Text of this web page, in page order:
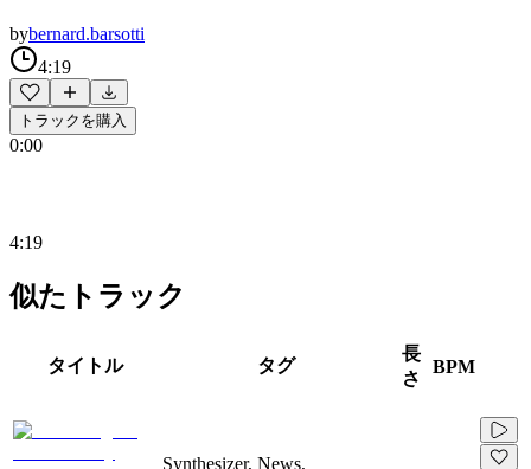
bybernard.barsotti
4:19
トラックを購入
0:00
4:19
似たトラック
タイトル タグ
長
さ
BPM
Synthesizer, News,